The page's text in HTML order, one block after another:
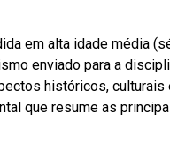
em alta idade média
enviado para a
históricos,
que resume as